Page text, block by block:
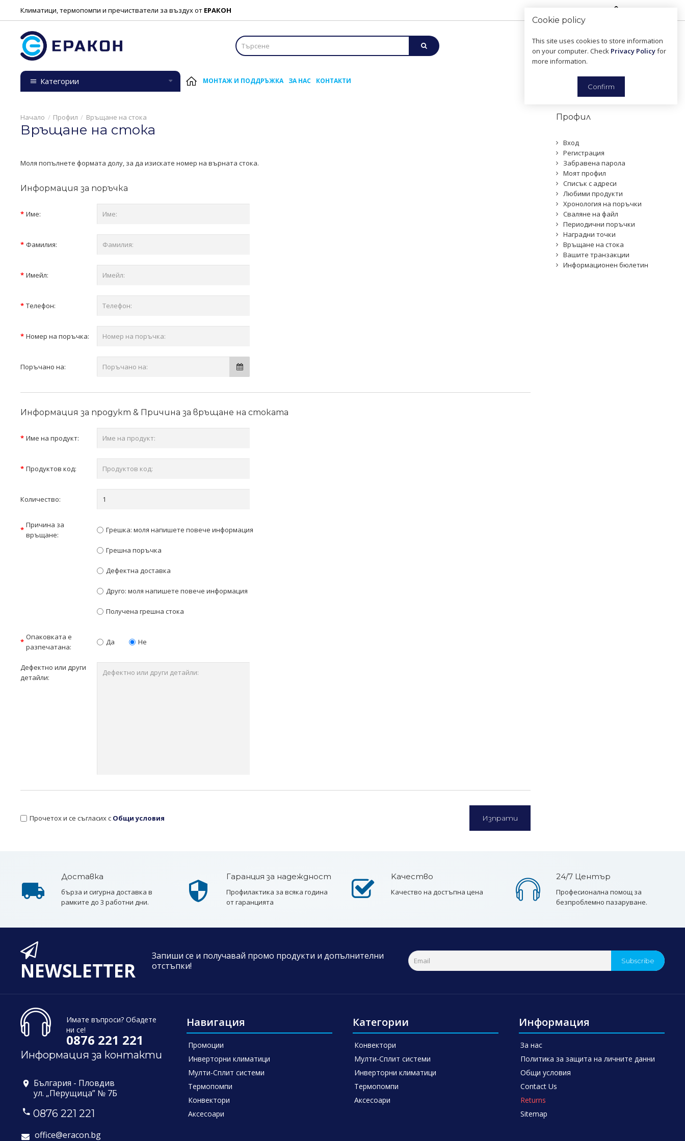
Cookie policy
This site uses cookies to store information
on your computer. Check Privacy Policyfor
more information.
Confirm
Климатици, термопомпи и пречистватели за въздух от ЕРАКОН
0 0
Категории МОНТАЖ И ПОДДРЪЖКА ЗА НАС КОНТАКТИ 0876 221 221
Профил Връщане на стока
Връщане на стока
Моля попълнете формата долу, за да изискате номер на върната стока.
Информация за поръчка
Име:
Фамилия:
Имейл:
Телефон:
Номер на поръчка:
Поръчано на:
Информация за продукт & Причина за връщане на стоката
Име на продукт:
Продуктов код:
Количество:
Причина за
връщане:
Грешка: моля напишете повече информация
Грешна поръчка
Дефектна доставка
Друго: моля напишете повече информация
Получена грешна стока
Опаковката е
разпечатана:
Да Не
Дефектно или други
детайли:
Прочетох и се съгласих с Общи условия
Профил
Вход
Регистрация
Забравена парола
Моят профил
Списък с адреси
Любими продукти
Хронология на поръчки
Сваляне на файл
Периодични поръчки
Наградни точки
Връщане на стока
Вашите транзакции
Информационен бюлетин
Доставка
бърза и сигурна доставка в
рамките до 3 работни дни.
Гаранция за надеждност
Профилактика за всяка година
от гаранцията
Kачество
Качество на достъпна цена
24/7 Център
Професионална помощ за
безпроблемно пазаруване.
NEWSLETTER
Запиши се и получавай промо продукти и допълнителни
отстъпки!
Subscribe
Имате въпроси? Обадете
ни се!
0876 221 221
Информация за контакти
България - Пловдив
ул. „Перущица” № 7Б
0876 221 221
office@eracon.bg
Навигация
Промоции
Инверторни климатици
Мулти-Сплит системи
Термопомпи
Конвектори
Аксесоари
Категории
Конвектори
Мулти-Сплит системи
Инверторни климатици
Термопомпи
Аксесоари
Информация
За нас
Политика за защита на личните данни
Общи условия
Contact Us
Returns
Sitemap